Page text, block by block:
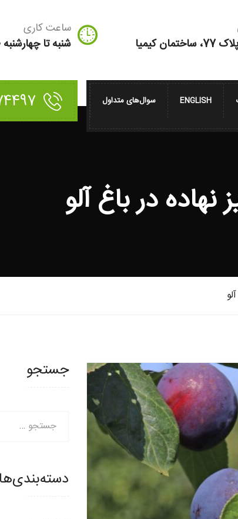
کیمیا
ساعت کاری
شنبه تا چهارشنبه 8:30 تا 18:00
ENGLISH سوال‌های متداول
در باغ آلو
جستجو
دسته‌بندی‌ها